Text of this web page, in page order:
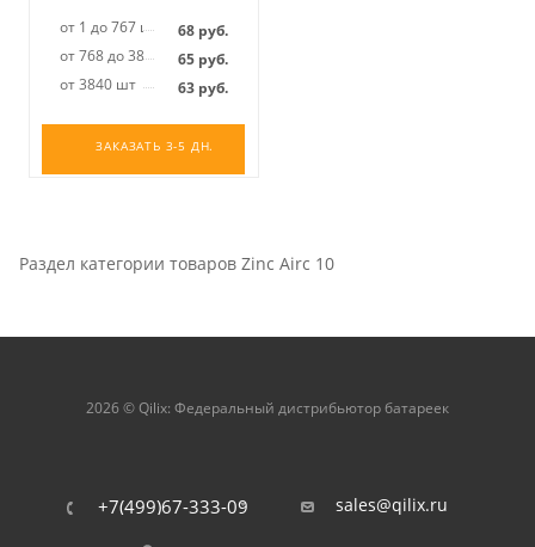
от 1 до 767 шт 68руб.
от 768 до 3839 шт65руб.
от 3840 шт
63руб.
ЗАКАЗАТЬ 3-5 ДН.
Раздел категории товаров Zinc Airc 10
2026 © Qilix: Федеральный дистрибьютор батареек
+7(499)67-333-09 sales@qilix.ru